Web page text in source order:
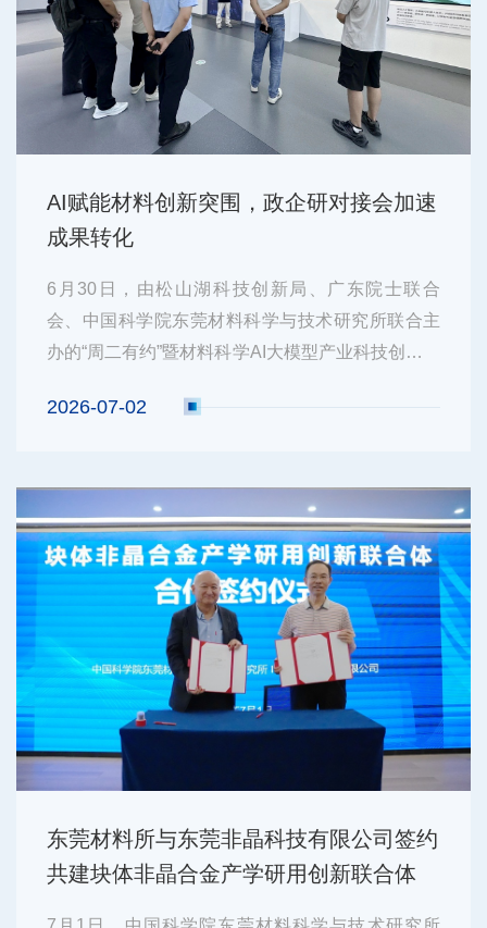
AI赋能材料创新突围，政企研对接会加速
成果转化
6月30日，由松山湖科技创新局、广东院士联合
会、中国科学院东莞材料科学与技术研究所联合主
办的“周二有约”暨材料科学AI大模型产业科技创新对
融合前沿赛道，精准筛选产业链上下游代表性企业
2026-07-02
东莞材料所与东莞非晶科技有限公司签约
共建块体非晶合金产学研用创新联合体